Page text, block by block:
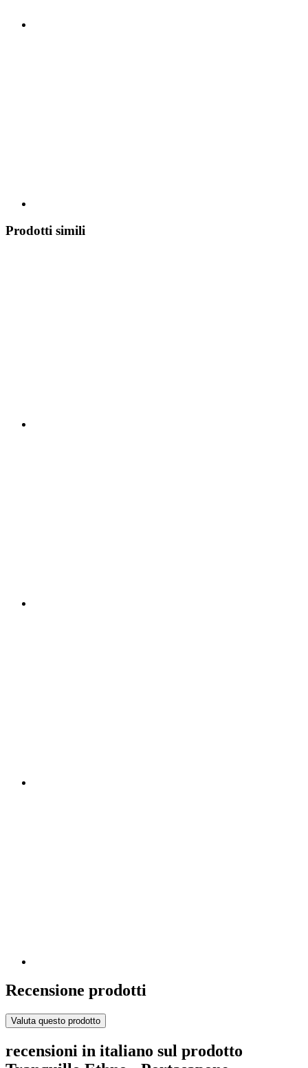
Prodotti simili
Recensione prodotti
Valuta questo prodotto
recensioni in italiano sul prodotto